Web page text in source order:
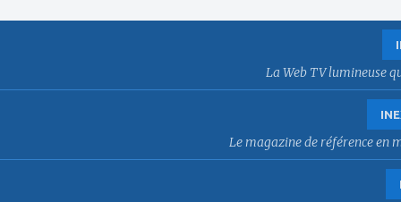
La Web TV lumineuse
Le magazine de référence en